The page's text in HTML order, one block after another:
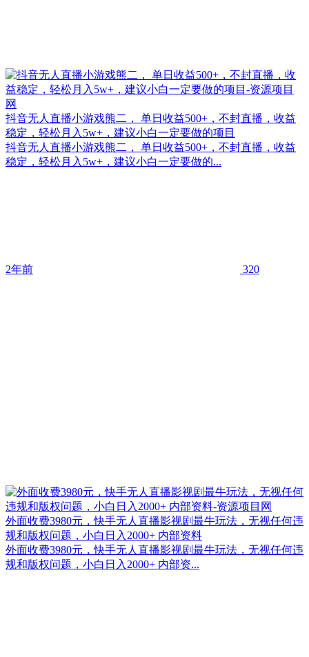
抖音无人直播小游戏熊二， 单日收益500+，不封直播，收益
稳定，轻松月入5w+，建议小白一定要做的项目
抖音无人直播小游戏熊二， 单日收益500+，不封直播，收益
稳定，轻松月入5w+，建议小白一定要做的...
2年前 320
外面收费3980元，快手无人直播影视剧最牛玩法，无视任何违
规和版权问题，小白日入2000+ 内部资料
外面收费3980元，快手无人直播影视剧最牛玩法，无视任何违
规和版权问题，小白日入2000+ 内部资...